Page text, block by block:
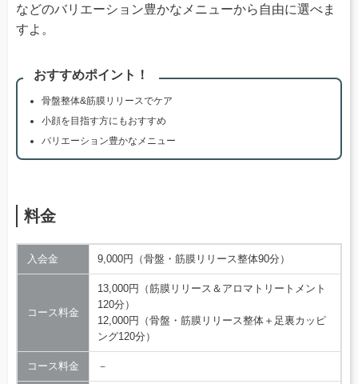
などのバリエーション豊かなメニューから自由に選べま
すよ。
おすすめポイント！
骨盤整体&筋膜リリースでケア
小顔を目指す方にもおすすめ
バリエーション豊かなメニュー
料金
入会金 9,000円（骨盤・筋膜リリース整体90分）
コース料金
13,000円（筋膜リリース＆アロマトリートメント
120分）
12,000円（骨盤・筋膜リリース整体＋足裏カッピ
ング120分）
コース料金 －